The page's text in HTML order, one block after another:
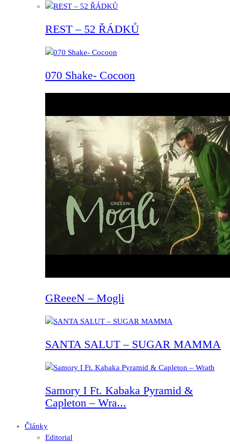
REST – 52 ŘÁDKŮ
070 Shake- Cocoon
GReeeN – Mogli
SANTA SALUT – SUGAR MAMMA
Samory I Ft. Kabaka Pyramid &
Capleton – Wra...
Články
Editorial